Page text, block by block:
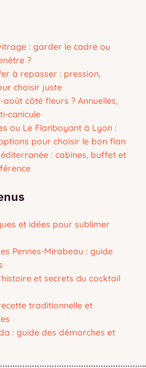
: garder le cadre ou
?
à repasser : pression,
choisir juste
côté fleurs ? Annuelles,
canicule
ou Le Flanboyant à Lyon :
pour choisir le bon flan
: cabines, buffet et
et idées pour sublimer
Pennes-Mirabeau : guide
et secrets du cocktail
traditionnelle et
: guide des démarches et